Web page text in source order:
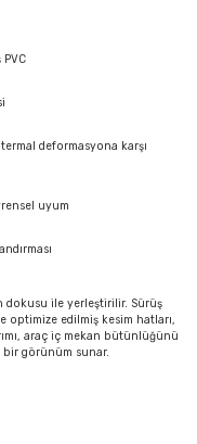
deformasyona karşı
uyum
dokusu ile yerleştirilir. Sürüş
optimize edilmiş kesim hatları,
araç iç mekan bütünlüğünü
bir görünüm sunar.